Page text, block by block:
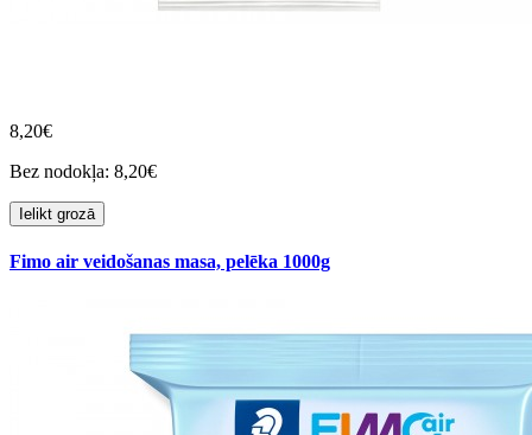
8,20€
Bez nodokļa: 8,20€
Ielikt grozā
Fimo air veidošanas masa, pelēka 1000g